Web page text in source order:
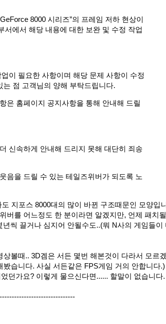
8000 시리즈”의 프레임 저하 현상이
서에서 해당 내용에 대한 보완 및 수정 작업
이 필요한 사항이며 해당 문제 사항이 수정
점 고객님의 양해 부탁드립니다.
은 홈페이지 공지사항을 통해 안내해 드릴
신속하게 안내해 드리지 못해 대단히 죄송
음을 드릴 수 있는 테일즈위버가 되도록 노
지포스 8000대의 많이 바뀐 구조때문인 모양입
버를 어느정도 한 분이라면 알겠지만, 언제 패치
씩 끌거나 심지어 안될수도..(뭐 N사의 게임들이
볼때.. 3D겜은 서든 몇번 해본것이 다라서 모르
습니다. 사실 서든같은 FPS게임 거의 안합니다.)
던가요? 이렇게 물으신다면...... 할말이 없습니다.